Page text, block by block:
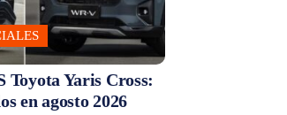
Toyota Yaris Cross:
en agosto 2026